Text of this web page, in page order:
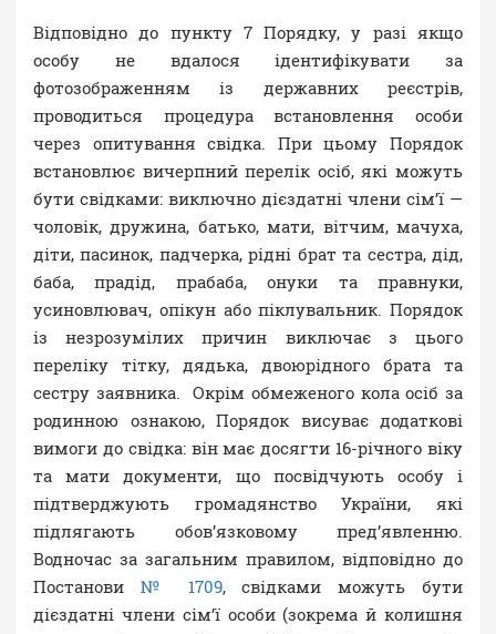
Відповідно до пункту 7 Порядку, у разі якщо
особу не вдалося ідентифікувати за
фотозображенням із державних реєстрів,
проводиться процедура встановлення особи
через опитування свідка. При цьому Порядок
встановлює вичерпний перелік осіб, які можуть
бути свідками: виключно дієздатні члени сім’ї —
чоловік, дружина, батько, мати, вітчим, мачуха,
діти, пасинок, падчерка, рідні брат та сестра, дід,
баба, прадід, прабаба, онуки та правнуки,
усиновлювач, опікун або піклувальник. Порядок
із незрозумілих причин виключає з цього
переліку тітку, дядька, двоюрідного брата та
сестру заявника. Окрім обмеженого кола осіб за
родинною ознакою, Порядок висуває додаткові
вимоги до свідка: він має досягти 16-річного віку
та мати документи, що посвідчують особу і
підтверджують громадянство України, які
підлягають обов’язковому пред’явленню.
Водночас за загальним правилом, відповідно до
Постанови № 1709, свідками можуть бути
дієздатні члени сім’ї особи (зокрема й колишня